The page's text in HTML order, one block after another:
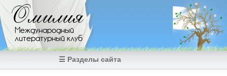
Перейти к основному содержанию
Омилия
Международный
литературный клуб
☰ Разделы сайта